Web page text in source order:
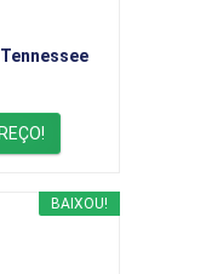
BAIXOU!